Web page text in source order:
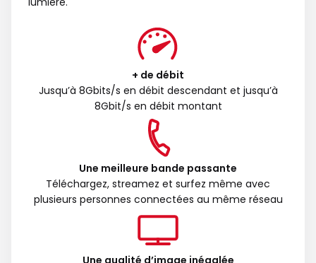
+ de débit
Jusqu’à 8Gbits/s en débit descendant et jusqu’à
8Gbit/s en débit montant
Une meilleure bande passante
Téléchargez, streamez et surfez même avec
plusieurs personnes connectées au même réseau
Une qualité d’image inégalée